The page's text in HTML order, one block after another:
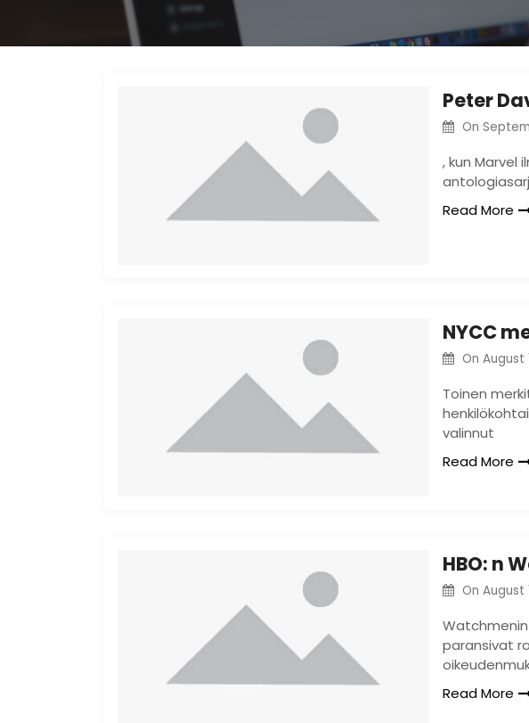
On
, kun Marvel
Read More
On August
Toinen
valinnut
Read More
On August
paransivat
Read More